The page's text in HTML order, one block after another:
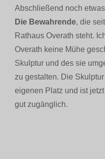
Abschließend noch
Die Bewahrende, die
Rathaus Overath steht.
Overath keine Mühe
Skulptur und des sie
zu gestalten. Die
eigenen Platz und ist
gut zugänglich.